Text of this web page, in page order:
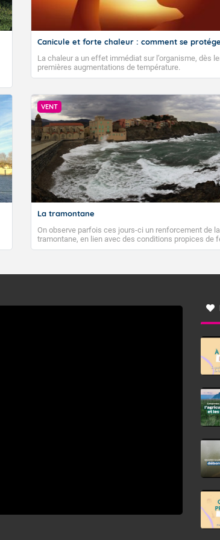
Canicule et forte chaleur : comment se
La chaleur a un effet immédiat sur l’organisme, dès
premières augmentations de température.
VENT
La tramontane
On observe parfois ces jours-ci un renforcement de la
tramontane, en lien avec des conditions propices de
de forêt. Mais qu'est-ce que la tramontane ? Quelles
à nord-ouest, dans un secteur qui part du Roussillon
monts, en allusion aux régions montagneuses d’où